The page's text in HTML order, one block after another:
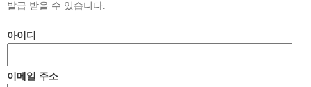
발급 받을 수 있습니다.
아이디
이메일 주소